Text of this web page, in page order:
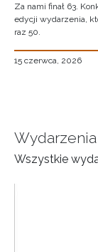
Za nami finał 63.
edycji wydarzenia,
raz 50.
15 czerwca, 2026
Wydarzenia
Wszystkie
Muzeum
Ziemi